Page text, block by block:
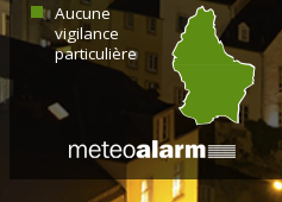
Aucune
vigilance
particulière